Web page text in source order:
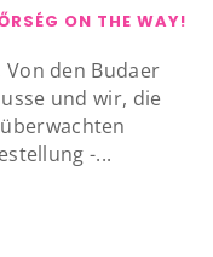
ON THE WAY!
den Budaer
und wir, die
-...